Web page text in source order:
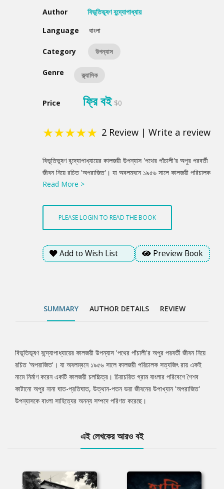
Author
বিভূতিভূষণ বন্দ্যোপাধ্যায়
Language
বাংলা
Category উপন্যাস
Genre ক্ল্যাসিক
Price ফ্রি বই $0
★★★★★ 2 Review | Write a review
Product
Summery
বিভূতিভূষণ বন্দ্যোপাধ্যায়ের কালজয়ী উপন্যাস 'পথের পাঁচালী'র অপুর পরবর্তী
জীবন নিয়ে রচিত 'অপরাজিত'। যা অবলম্বনে ১৯৫৬ সালে কালজয়ী পরিচালক
সত্যজিৎ রায় একই নামে নির্মাণ করেন একটি কালজয়ী চলচ্চিত্র। চিরাচরিত
ভরা জীবনের উপাখ্যান 'অপরাজিত' উপন্যাসকে বাংলা সাহিত্যের অনন্য সম্পদে
পরিণত করেছে।
Read More >
PLEASE LOGIN TO READ THE BOOK
Add to Wish List Preview Book
SUMMARY AUTHOR DETAILS REVIEW
Tab
Article
বিভূতিভূষণ বন্দ্যোপাধ্যায়ের কালজয়ী উপন্যাস 'পথের পাঁচালী'র অপুর পরবর্তী জীবন নিয়ে
রচিত 'অপরাজিত'। যা অবলম্বনে ১৯৫৬ সালে কালজয়ী পরিচালক সত্যজিৎ রায় একই
নামে নির্মাণ করেন একটি কালজয়ী চলচ্চিত্র। চিরাচরিত গ্রাম বাংলার পরিবেশে শৈশব
কাটানো অপুর নানা ঘাত-প্রতিঘাত, উত্থান-পতন ভরা জীবনের উপাখ্যান 'অপরাজিত'
উপন্যাসকে বাংলা সাহিত্যের অনন্য সম্পদে পরিণত করেছে।
এই লেখকের আরও বই